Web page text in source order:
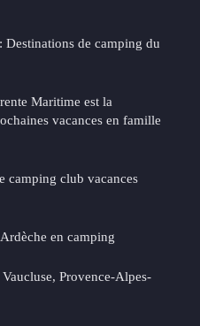
Destinations de camping du
Maritime est la
vacances en famille
camping club vacances
en camping
Provence-Alpes-